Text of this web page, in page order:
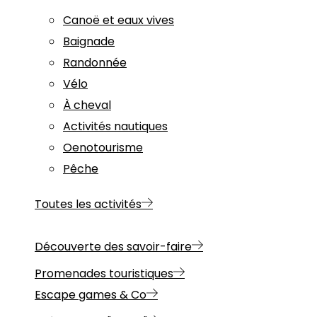
Canoë et eaux vives
Baignade
Randonnée
Vélo
À cheval
Activités nautiques
Oenotourisme
Pêche
Toutes les activités
Découverte des savoir-faire
Promenades touristiques
Escape games & Co